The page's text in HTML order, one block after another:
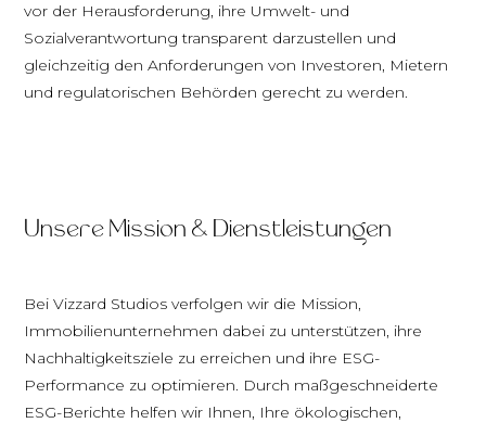
vor der Herausforderung, ihre Umwelt- und
Sozialverantwortung transparent darzustellen und
gleichzeitig den Anforderungen von Investoren, Mietern
und regulatorischen Behörden gerecht zu werden.
Unsere Mission & Dienstleistungen
Bei Vizzard Studios verfolgen wir die Mission,
Immobilienunternehmen dabei zu unterstützen, ihre
Nachhaltigkeitsziele zu erreichen und ihre ESG-
Performance zu optimieren. Durch maßgeschneiderte
ESG-Berichte helfen wir Ihnen, Ihre ökologischen,